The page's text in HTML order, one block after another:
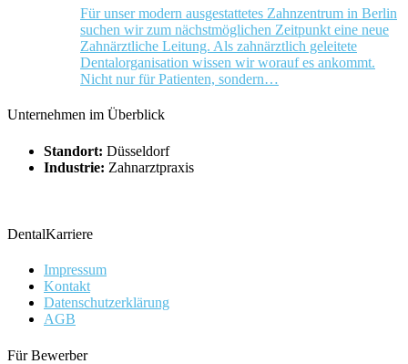
Für unser modern ausgestattetes Zahnzentrum in Berlin
suchen wir zum nächstmöglichen Zeitpunkt eine neue
Zahnärztliche Leitung. Als zahnärztlich geleitete
Dentalorganisation wissen wir worauf es ankommt.
Nicht nur für Patienten, sondern…
Unternehmen im Überblick
Standort: Düsseldorf
Industrie: Zahnarztpraxis
DentalKarriere
Impressum
Kontakt
Datenschutzerklärung
AGB
Für Bewerber